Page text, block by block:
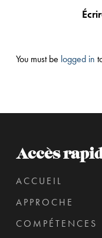
You must be logged in
Accès
ACCUEIL
APPROCHE
COMPÉTENCES